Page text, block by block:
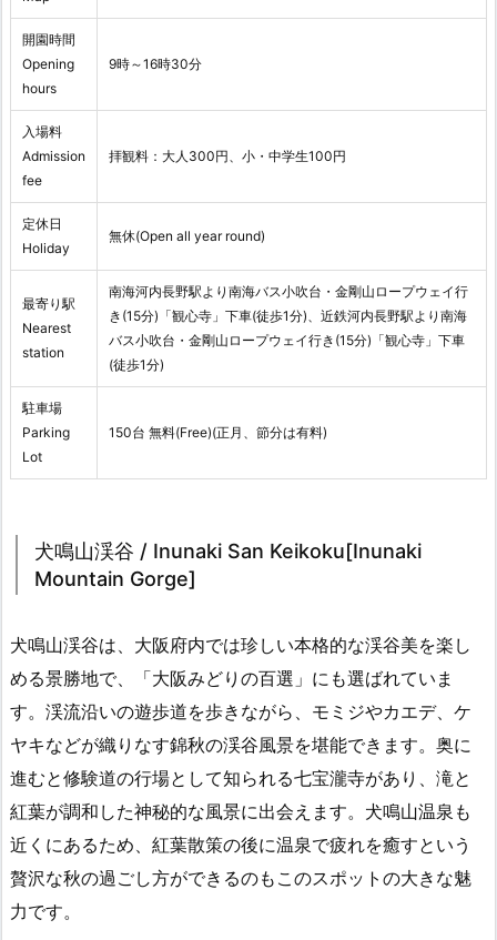
開園時間
Opening
hours
9時～16時30分
入場料
Admission
fee
拝観料：大人300円、小・中学生100円
定休日
Holiday
無休(Open all year round)
最寄り駅
Nearest
station
南海河内長野駅より南海バス小吹台・金剛山ロープウェイ行
き(15分)「観心寺」下車(徒歩1分)、近鉄河内長野駅より南海
バス小吹台・金剛山ロープウェイ行き(15分)「観心寺」下車
(徒歩1分)
駐車場
Parking
Lot
150台 無料(Free)(正月、節分は有料)
犬鳴山渓谷 / Inunaki San Keikoku[Inunaki
Mountain Gorge]
犬鳴山渓谷は、大阪府内では珍しい本格的な渓谷美を楽し
める景勝地で、「大阪みどりの百選」にも選ばれていま
す。渓流沿いの遊歩道を歩きながら、モミジやカエデ、ケ
ヤキなどが織りなす錦秋の渓谷風景を堪能できます。奥に
進むと修験道の行場として知られる七宝瀧寺があり、滝と
紅葉が調和した神秘的な風景に出会えます。犬鳴山温泉も
近くにあるため、紅葉散策の後に温泉で疲れを癒すという
贅沢な秋の過ごし方ができるのもこのスポットの大きな魅
力です。